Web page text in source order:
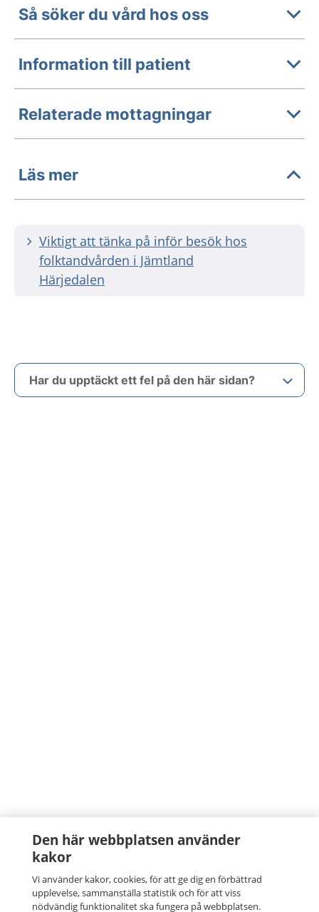
Så söker du vård hos oss
Information till patient
Relaterade mottagningar
Läs mer
Viktigt att tänka på inför besök hos
folktandvården i Jämtland
Härjedalen
Har du upptäckt ett fel på den här sidan?
Den här webbplatsen använder
kakor
Vi använder kakor, cookies, för att ge dig en förbättrad
upplevelse, sammanställa statistik och för att viss
nödvändig funktionalitet ska fungera på webbplatsen.